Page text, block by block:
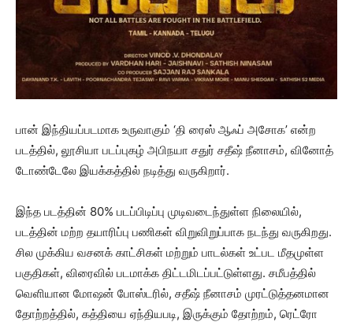
பான் இந்தியப்படமாக உருவாகும் ‘தி ரைஸ் ஆஃப் அசோக’ என்ற
படத்தில், லூசியா படப்புகழ் அபிநயா சதுர் சதீஷ் நீனாசம், வினோத்
டோண்டேலே இயக்கத்தில் நடித்து வருகிறார்.
இந்த படத்தின் 80% படப்பிடிப்பு முடிவடைந்துள்ள நிலையில்,
படத்தின் மற்ற தயாரிப்பு பணிகள் விறுவிறுப்பாக நடந்து வருகிறது.
சில முக்கிய வசனக் காட்சிகள் மற்றும் பாடல்கள் உட்பட மீதமுள்ள
பகுதிகள், விரைவில் படமாக்க திட்டமிடப்பட்டுள்ளது. சமீபத்தில்
வெளியான மோஷன் போஸ்டரில், சதீஷ் நீனாசம் முரட்டுத்தனமான
தோற்றத்தில், கத்தியை ஏந்தியபடி, இருக்கும் தோற்றம், ரெட்ரோ